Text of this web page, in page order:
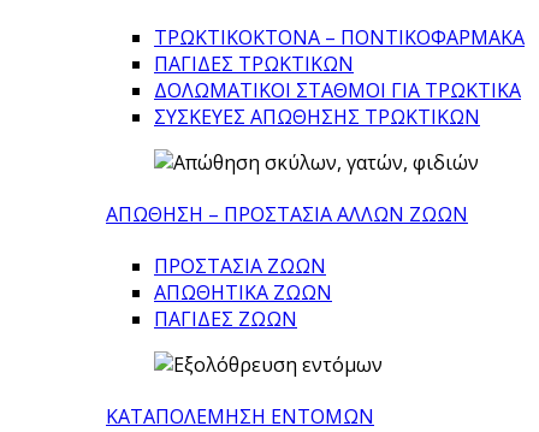
ΤΡΩΚΤΙΚΟΚΤΟΝΑ – ΠΟΝΤΙΚΟΦΑΡΜΑΚA
ΠΑΓΙΔΕΣ ΤΡΩΚΤΙΚΩΝ
ΔΟΛΩΜΑΤΙΚΟΙ ΣΤΑΘΜΟΙ ΓΙΑ ΤΡΩΚΤΙΚΑ
ΣΥΣΚΕΥΕΣ ΑΠΩΘΗΣΗΣ ΤΡΩΚΤΙΚΩΝ
ΑΠΩΘΗΣΗ – ΠΡΟΣΤΑΣΙΑ ΑΛΛΩΝ ΖΩΩΝ
ΠΡΟΣΤΑΣΙΑ ΖΩΩΝ
ΑΠΩΘΗΤΙΚΑ ΖΩΩΝ
ΠΑΓΙΔΕΣ ΖΩΩΝ
ΚΑΤΑΠΟΛΕΜΗΣΗ ΕΝΤΟΜΩΝ